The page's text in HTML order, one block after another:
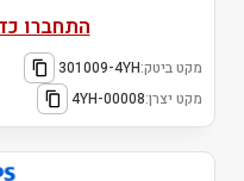
התחברו
מקט ביטק:301009-4YH
מקט יצרן:4YH-00008